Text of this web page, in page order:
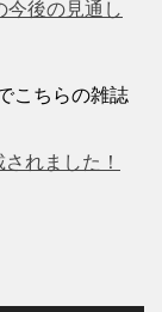
後の見通し
こちらの雑誌
れました！